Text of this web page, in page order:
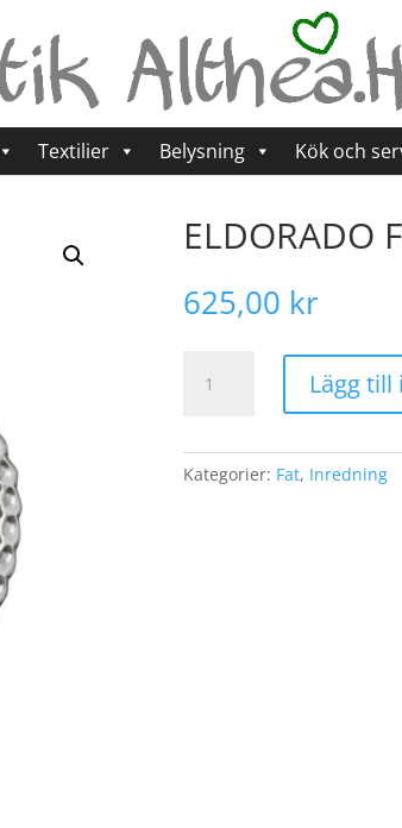
Textilier Belysning Kök och
ELDORADO
625,00 kr
mängd
Lägg
Kategorier: Fat, Inredning